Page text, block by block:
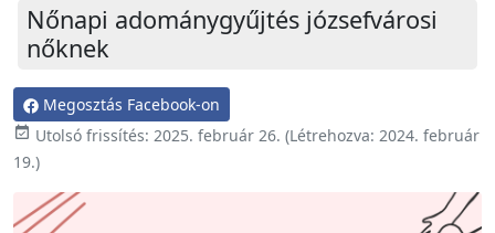
Nőnapi adománygyűjtés józsefvárosi
nőknek
Megosztás Facebook-on
 Utolsó frissítés: 2025. február 26. (Létrehozva: 2024. február
19.)